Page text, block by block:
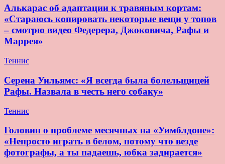
Алькарас об адаптации к травяным кортам:
«Стараюсь копировать некоторые вещи у топов
– смотрю видео Федерера, Джоковича, Рафы и
Маррея»
Теннис
Серена Уильямс: «Я всегда была болельщицей
Рафы. Назвала в честь него собаку»
Теннис
Головин о проблеме месячных на «Уимблдоне»:
«Непросто играть в белом, потому что везде
фотографы, а ты падаешь, юбка задирается»